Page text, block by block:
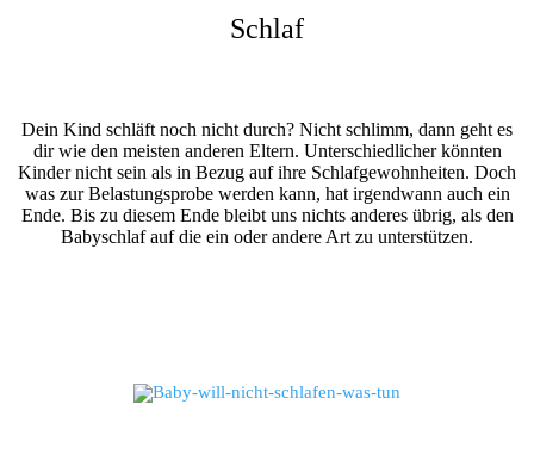
Schlaf
Dein Kind schläft noch nicht durch? Nicht schlimm, dann geht es
dir wie den meisten anderen Eltern. Unterschiedlicher könnten
Kinder nicht sein als in Bezug auf ihre Schlafgewohnheiten. Doch
was zur Belastungsprobe werden kann, hat irgendwann auch ein
Ende. Bis zu diesem Ende bleibt uns nichts anderes übrig, als den
Babyschlaf auf die ein oder andere Art zu unterstützen.